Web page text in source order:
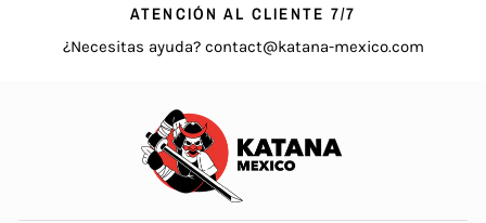
ATENCIÓN AL CLIENTE 7/7
¿Necesitas ayuda? contact@katana-mexico.com